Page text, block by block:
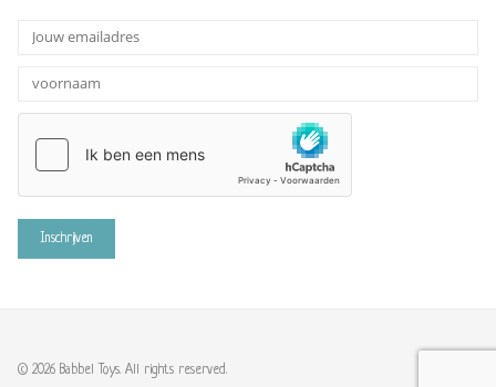
© 2026 Babbel Toys. All rights reserved.